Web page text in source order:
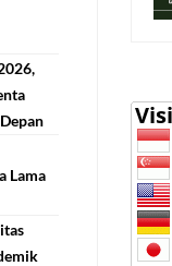
Lama